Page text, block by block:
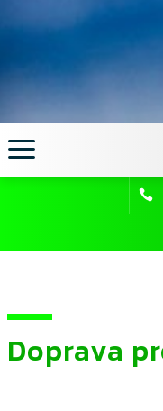
Doprava